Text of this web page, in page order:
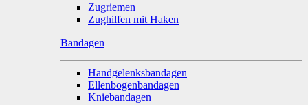
Zugriemen
Zughilfen mit Haken
Bandagen
Handgelenksbandagen
Ellenbogenbandagen
Kniebandagen